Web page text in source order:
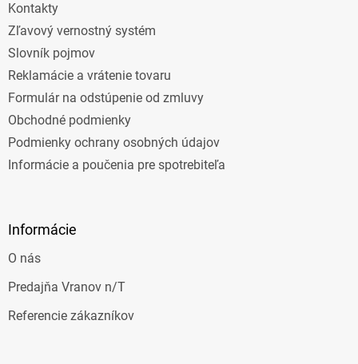
Kontakty
Zľavový vernostný systém
Slovník pojmov
Reklamácie a vrátenie tovaru
Formulár na odstúpenie od zmluvy
Obchodné podmienky
Podmienky ochrany osobných údajov
Informácie a poučenia pre spotrebiteľa
Informácie
O nás
Predajňa Vranov n/T
Referencie zákazníkov